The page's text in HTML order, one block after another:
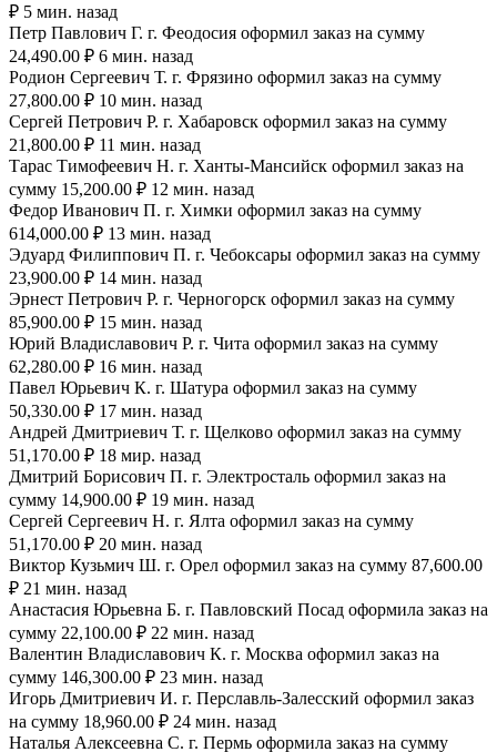
₽ 5 мин. назад
Петр Павлович Г. г. Феодосия оформил заказ на сумму
24,490.00 ₽ 6 мин. назад
Родион Сергеевич Т. г. Фрязино оформил заказ на сумму
27,800.00 ₽ 10 мин. назад
Сергей Петрович Р. г. Хабаровск оформил заказ на сумму
21,800.00 ₽ 11 мин. назад
Тарас Тимофеевич Н. г. Ханты-Мансийск оформил заказ на
сумму 15,200.00 ₽ 12 мин. назад
Федор Иванович П. г. Химки оформил заказ на сумму
614,000.00 ₽ 13 мин. назад
Эдуард Филиппович П. г. Чебоксары оформил заказ на сумму
23,900.00 ₽ 14 мин. назад
Эрнест Петрович Р. г. Черногорск оформил заказ на сумму
85,900.00 ₽ 15 мин. назад
Юрий Владиславович Р. г. Чита оформил заказ на сумму
62,280.00 ₽ 16 мин. назад
Павел Юрьевич К. г. Шатура оформил заказ на сумму
50,330.00 ₽ 17 мин. назад
Андрей Дмитриевич Т. г. Щелково оформил заказ на сумму
51,170.00 ₽ 18 мир. назад
Дмитрий Борисович П. г. Электросталь оформил заказ на
сумму 14,900.00 ₽ 19 мин. назад
Сергей Сергеевич Н. г. Ялта оформил заказ на сумму
51,170.00 ₽ 20 мин. назад
Виктор Кузьмич Ш. г. Орел оформил заказ на сумму 87,600.00
₽ 21 мин. назад
Анастасия Юрьевна Б. г. Павловский Посад оформила заказ на
сумму 22,100.00 ₽ 22 мин. назад
Валентин Владиславович К. г. Москва оформил заказ на
сумму 146,300.00 ₽ 23 мин. назад
Игорь Дмитриевич И. г. Перславль-Залесский оформил заказ
на сумму 18,960.00 ₽ 24 мин. назад
Наталья Алексеевна С. г. Пермь оформила заказ на сумму